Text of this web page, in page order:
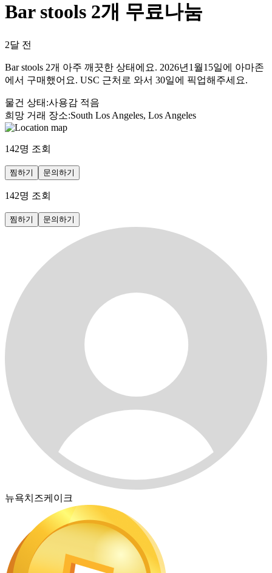
Bar stools 2개 무료나눔
2달 전
Bar stools 2개 아주 깨끗한 상태에요. 2026년1월15일에 아마존
에서 구매했어요. USC 근처로 와서 30일에 픽업해주세요.
물건 상태 :사용감 적음
희망 거래 장소:South Los Angeles, Los Angeles
142명 조회
찜하기 문의하기
142명 조회
찜하기 문의하기
뉴욕치즈케이크